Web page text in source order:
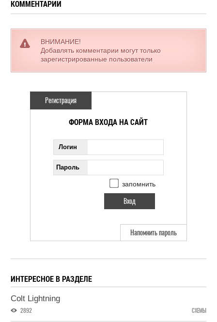
КОММЕНТАРИИ
ВНИМАНИЕ!
Добавлять комментарии могут только
зарегистрированные пользователи
Регистрация
ФОРМА ВХОДА НА САЙТ
Логин
Пароль
запомнить
Напомнить пароль
ИНТЕРЕСНОЕ В РАЗДЕЛЕ
Colt Lightning
2892 СХЕМЫ